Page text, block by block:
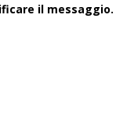
il messaggio.